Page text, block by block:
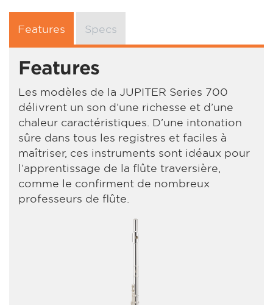
Features Specs
Features
Les modèles de la JUPITER Series 700
délivrent un son d’une richesse et d’une
chaleur caractéristiques. D’une intonation
sûre dans tous les registres et faciles à
maîtriser, ces instruments sont idéaux pour
l’apprentissage de la flûte traversière,
comme le confirment de nombreux
professeurs de flûte.